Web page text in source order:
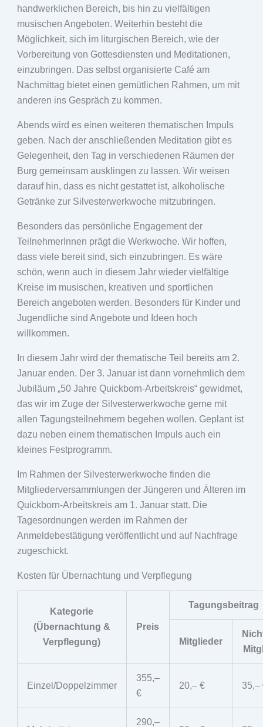
handwerklichen Bereich, bis hin zu vielfältigen
musischen Angeboten. Weiterhin besteht die
Möglichkeit, sich im liturgischen Bereich, wie der
Vorbereitung von Gottesdiensten und Meditationen,
einzubringen. Das selbst organisierte Café am
Nachmittag bietet einen gemütlichen Rahmen, um mit
anderen ins Gespräch zu kommen.
Abends wird es einen weiteren thematischen Impuls
geben. Nach der anschließenden Meditation gibt es
Gelegenheit, den Tag in verschiedenen Räumen der
Burg gemeinsam ausklingen zu lassen. Wir weisen
darauf hin, dass es nicht gestattet ist, alkoholische
Getränke zur Silvesterwerkwoche mitzubringen.
Besonders das persönliche Engagement der
TeilnehmerInnen prägt die Werkwoche. Wir hoffen,
dass viele bereit sind, sich einzubringen. Es wäre
schön, wenn auch in diesem Jahr wieder vielfältige
Kreise im musischen, kreativen und sportlichen
Bereich angeboten werden. Besonders für Kinder und
Jugendliche sind Angebote und Ideen hoch
willkommen.
In diesem Jahr wird der thematische Teil bereits am 2.
Januar enden. Der 3. Januar ist dann vornehmlich dem
Jubiläum „50 Jahre Quickborn-Arbeitskreis“ gewidmet,
das wir im Zuge der Silvesterwerkwoche gerne mit
allen Tagungsteilnehmern begehen wollen. Geplant ist
dazu neben einem thematischen Impuls auch ein
kleines Festprogramm.
Im Rahmen der Silvesterwerkwoche finden die
Mitgliederversammlungen der Jüngeren und Älteren im
Quickborn-Arbeitskreis am 1. Januar statt. Die
Tagesordnungen werden im Rahmen der
Anmeldebestätigung veröffentlicht und auf Nachfrage
zugeschickt.
Kosten für Übernachtung und Verpflegung
Kategorie
(Übernachtung &
Verpflegung)
Preis
Tagungsbeitrag
Mitglieder
Einzel/Doppelzimmer
355,–
€
20,– € 35,–
290,–